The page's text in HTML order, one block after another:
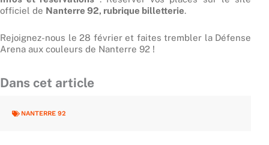
officiel de Nanterre 92, rubrique billetterie.
Rejoignez-nous le 28 février et faites trembler la Défense
Arena aux couleurs de Nanterre 92 !
Dans cet article
NANTERRE 92